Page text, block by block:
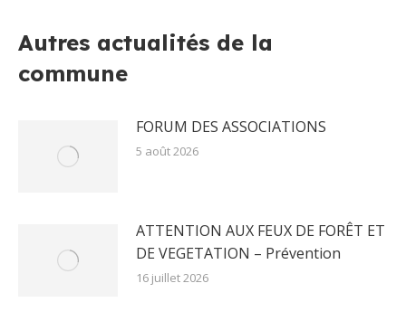
Autres actualités de la
commune
FORUM DES ASSOCIATIONS
5 août 2026
ATTENTION AUX FEUX DE FORÊT ET
DE VEGETATION – Prévention
16 juillet 2026